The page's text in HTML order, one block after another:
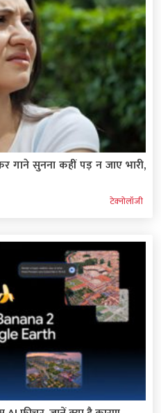
सुनना कहीं पड़ न जाए भारी,
टेक्‍नोलॉजी